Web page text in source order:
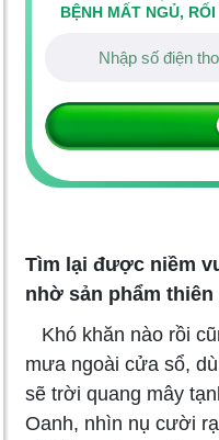
BỆNH MẤT NGỦ,
Tìm lại được niềm
nhờ sản phẩm thiên
Khó khăn nào rồi
mưa ngoài cửa sổ,
sẽ trời quang mây
Oanh, nhìn nụ cười